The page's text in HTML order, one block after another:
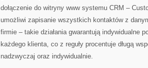
dołączenie do witryny www systemu CRM –
umożliwi zapisanie wszystkich kontaktów z
firmie – takie działania gwarantują indywidualne
każdego klienta, co z reguły procentuje długą
nadzwyczaj oraz indywidualnie.